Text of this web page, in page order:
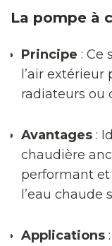
La pompe à
Principe : Ce
l’air extérieur
radiateurs ou
Avantages :
chaudière
performant
l’eau chaude
Applications